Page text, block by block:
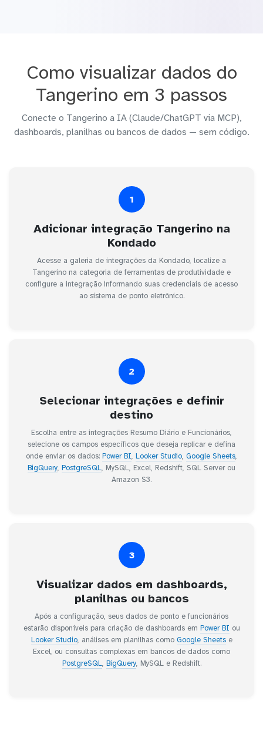
Como visualizar dados do
Tangerino em 3 passos
Conecte o Tangerino a IA (Claude/ChatGPT via MCP),
dashboards, planilhas ou bancos de dados — sem código.
1
Adicionar integração Tangerino na
Kondado
Acesse a galeria de integrações da Kondado, localize a
Tangerino na categoria de ferramentas de produtividade e
configure a integração informando suas credenciais de acesso
ao sistema de ponto eletrônico.
2
Selecionar integrações e definir
destino
Escolha entre as integrações Resumo Diário e Funcionários,
selecione os campos específicos que deseja replicar e defina
onde enviar os dados: Power BI, Looker Studio, Google Sheets,
BigQuery, PostgreSQL, MySQL, Excel, Redshift, SQL Server ou
Amazon S3.
3
Visualizar dados em dashboards,
planilhas ou bancos
Após a configuração, seus dados de ponto e funcionários
estarão disponíveis para criação de dashboards em Power BI ou
Looker Studio, análises em planilhas como Google Sheetse
Excel, ou consultas complexas em bancos de dados como
PostgreSQL, BigQuery, MySQL e Redshift.